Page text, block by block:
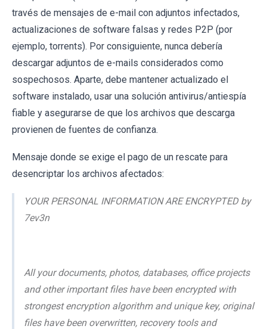
través de mensajes de e-mail con adjuntos infectados,
actualizaciones de software falsas y redes P2P (por
ejemplo, torrents). Por consiguiente, nunca debería
descargar adjuntos de e-mails considerados como
sospechosos. Aparte, debe mantener actualizado el
software instalado, usar una solución antivirus/antiespía
fiable y asegurarse de que los archivos que descarga
provienen de fuentes de confianza.
Mensaje donde se exige el pago de un rescate para
desencriptar los archivos afectados:
YOUR PERSONAL INFORMATION ARE ENCRYPTED by
7ev3n
All your documents, photos, databases, office projects
and other important files have been encrypted with
strongest encryption algorithm and unique key, original
files have been overwritten, recovery tools and